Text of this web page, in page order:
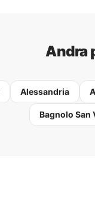
Andra
Alessandria
Bagnolo San